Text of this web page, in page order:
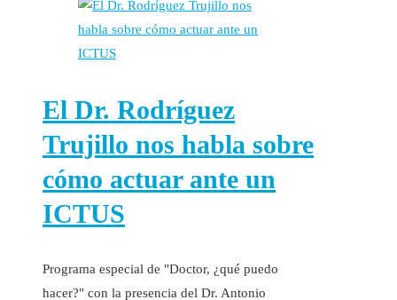
El Dr. Rodríguez
Trujillo nos habla sobre
cómo actuar ante un
ICTUS
Programa especial de "Doctor, ¿qué puedo
hacer?" con la presencia del Dr. Antonio